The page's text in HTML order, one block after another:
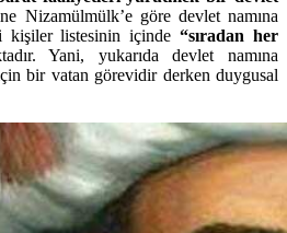
Nizamülmülk’e göre devlet namına
kişiler listesinin içinde“sıradan her
Yani, yukarıda devlet namına
bir vatan görevidir derken duygusal